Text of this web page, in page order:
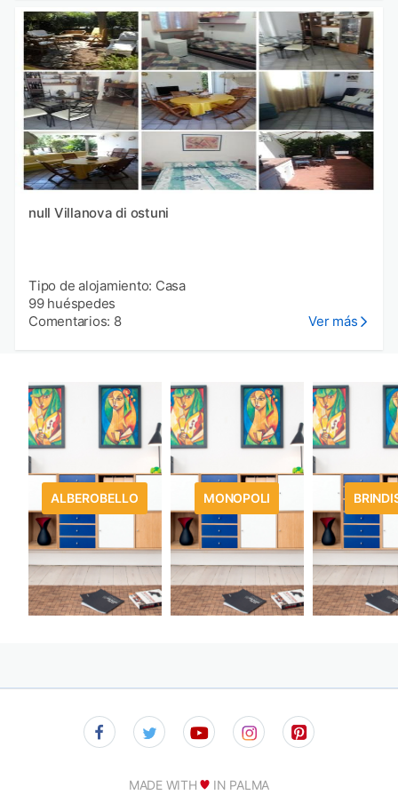
null Villanova di ostuni
Tipo de alojamiento: Casa
99 huéspedes
Comentarios: 8
Ver más
ALBEROBELLO MONOPOLI
MADE WITH IN PALMA